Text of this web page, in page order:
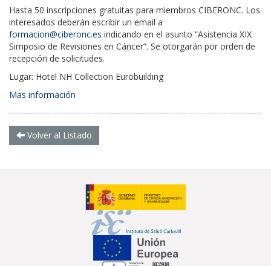
Hasta 50 inscripciones gratuitas para miembros CIBERONC. Los
interesados deberán escribir un email a
formacion@ciberonc.es indicando en el asunto “Asistencia XIX
Simposio de Revisiones en Cáncer”. Se otorgarán por orden de
recepción de solicitudes.
Lugar: Hotel NH Collection Eurobuilding
Mas información
Volver al Listado